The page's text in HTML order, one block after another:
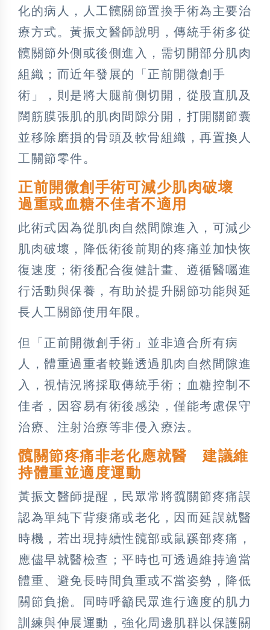
化的病人，人工髖關節置換手術為主要治
療方式。黃振文醫師說明，傳統手術多從
髖關節外側或後側進入，需切開部分肌肉
組織；而近年發展的「正前開微創手
術」，則是將大腿前側切開，從股直肌及
闊筋膜張肌的肌肉間隙分開，打開關節囊
並移除磨損的骨頭及軟骨組織，再置換人
工關節零件。
正前開微創手術可減少肌肉破壞
過重或血糖不佳者不適用
此術式因為從肌肉自然間隙進入，可減少
肌肉破壞，降低術後前期的疼痛並加快恢
復速度；術後配合復健計畫、遵循醫囑進
行活動與保養，有助於提升關節功能與延
長人工關節使用年限。
但「正前開微創手術」並非適合所有病
人，體重過重者較難透過肌肉自然間隙進
入，視情況將採取傳統手術；血糖控制不
佳者，因容易有術後感染，僅能考慮保守
治療、注射治療等非侵入療法。
髖關節疼痛非老化應就醫 建議維
持體重並適度運動
黃振文醫師提醒，民眾常將髖關節疼痛誤
認為單純下背痠痛或老化，因而延誤就醫
時機，若出現持續性髖部或鼠蹊部疼痛，
應儘早就醫檢查；平時也可透過維持適當
體重、避免長時間負重或不當姿勢，降低
關節負擔。同時呼籲民眾進行適度的肌力
訓練與伸展運動，強化周邊肌群以保護關